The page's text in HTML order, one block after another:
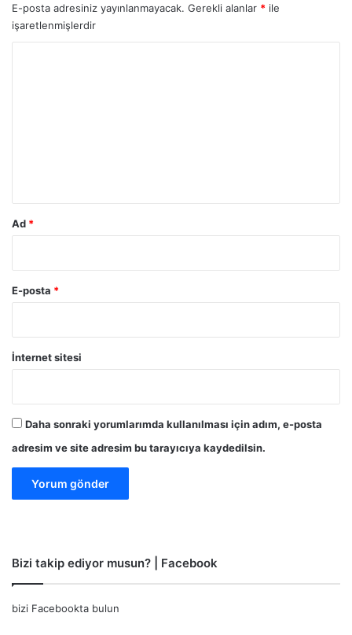
E-posta adresiniz yayınlanmayacak. Gerekli alanlar * ile
işaretlenmişlerdir
Ad *
E-posta *
İnternet sitesi
Daha sonraki yorumlarımda kullanılması için adım, e-posta
adresim ve site adresim bu tarayıcıya kaydedilsin.
Bizi takip ediyor musun? | Facebook
bizi Facebookta bulun